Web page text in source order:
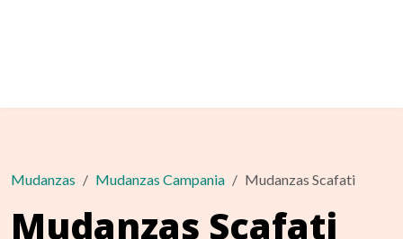
Mudanzas Mudanzas Campania Mudanzas Scafati
Mudanzas Scafati